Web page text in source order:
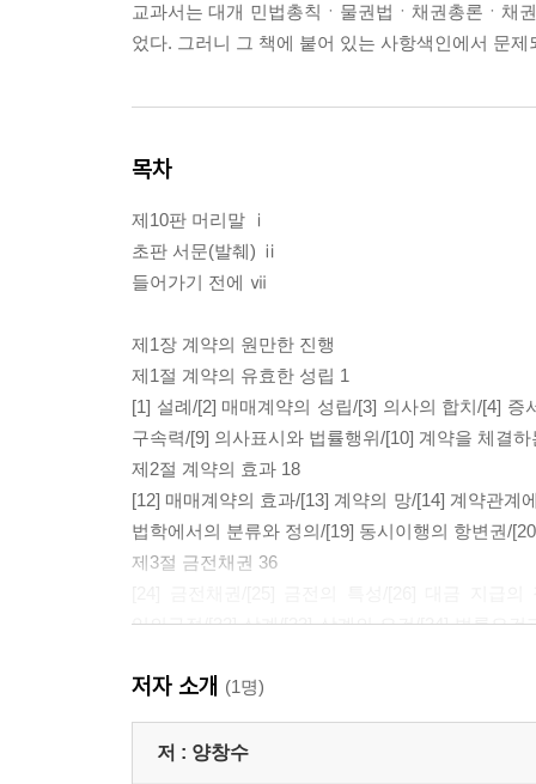
교과서는 대개 민법총칙ㆍ물권법ㆍ채권총론ㆍ채
었다. 그러니 그 책에 붙어 있는 사항색인에서 문
목차
제10판 머리말 ⅰ
초판 서문(발췌) ⅱ
들어가기 전에 ⅶ
제1장 계약의 원만한 진행
제1절 계약의 유효한 성립 1
[1] 설례/[2] 매매계약의 성립/[3] 의사의 합치/[4]
구속력/[9] 의사표시와 법률행위/[10] 계약을 체결
제2절 계약의 효과 18
[12] 매매계약의 효과/[13] 계약의 망/[14] 계약관계
법학에서의 분류와 정의/[19] 동시이행의 항변권/
제3절 금전채권 36
임의규정/[32] 상계/[33] 상계의 요건/[34] 법률요
지위/[44] 소멸시효/[45] 시효제도의 존재이유/[46]
제2장 소 유 권
저자 소개 (1명)
저 : 양창수